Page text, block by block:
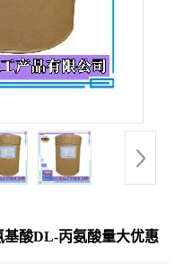
酸DL-丙氨酸量大优惠